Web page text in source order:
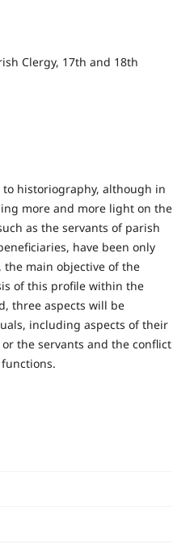
Clergy, 17th and 18th
historiography, although in
more and more light on the
as the servants of parish
have been only
main objective of the
of this profile within the
three aspects will be
including aspects of their
the servants and the conflict